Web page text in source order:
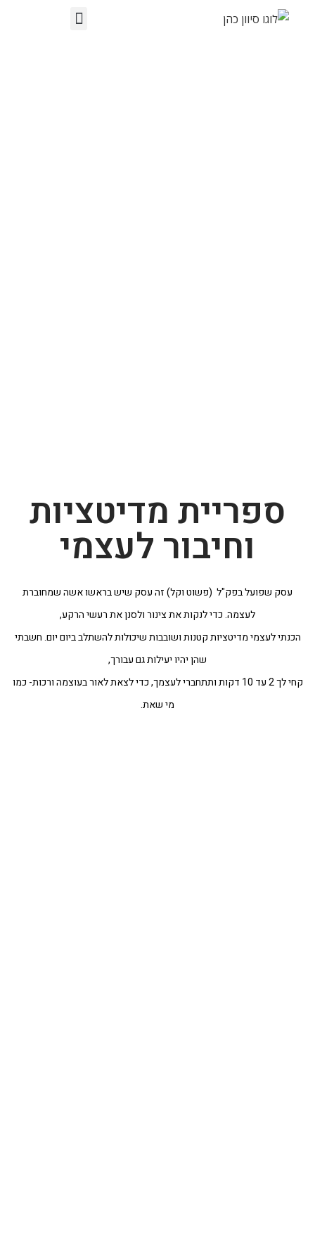
ספריית מדיטציות
וחיבור לעצמי
עסק שפועל בפק"ל (פשוט וקל) זה עסק שיש בראשו אשה שמחוברת
לעצמה. כדי לנקות את צינור ולסנן את רעשי הרקע,
הכנתי לעצמי מדיטציות קטנות ושובבות שיכולות להשתלב ביום יום. חשבתי
שהן יהיו יעילות גם עבורך,
קחי לך 2 עד 10 דקות ותתחברי לעצמך, כדי לצאת לאור בעוצמה ורכות- כמו
מי שאת.